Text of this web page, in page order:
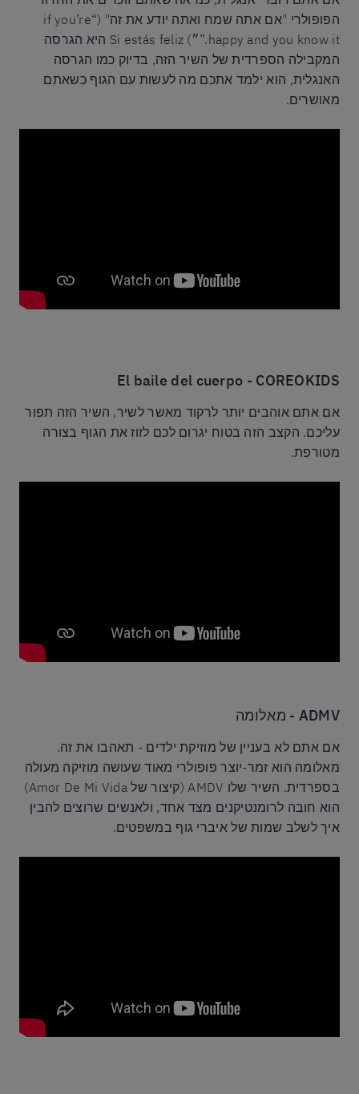
הפופולרי "אם אתה שמח ואתה יודע את זה" (“if you’re
happy and you know it.”״) Si estás feliz היא הגרסה
המקבילה הספרדית של השיר הזה, בדיוק כמו הגרסה
האנגלית, הוא ילמד אתכם מה לעשות עם הגוף כשאתם
מאושרים.
El baile del cuerpo - COREOKIDS
אם אתם אוהבים יותר לרקוד מאשר לשיר, השיר הזה תפור
עליכם. הקצב הזה בטוח יגרום לכם לזוז את הגוף בצורה
מטורפת.
ADMV - מאלומה
אם אתם לא בעניין של מוזיקת ילדים - תאהבו את זה.
מאלומה הוא זמר-יוצר פופולרי מאוד שעושה מוזיקה מעולה
בספרדית. השיר שלו AMDV (קיצור של Amor De Mi Vida)
הוא חובה לרומנטיקנים מצד אחד, ולאנשים שרוצים להבין
איך לשלב שמות של איברי גוף במשפטים.